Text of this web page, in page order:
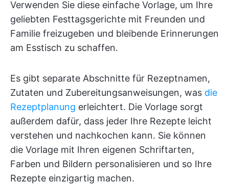
Verwenden Sie diese einfache Vorlage, um Ihre
geliebten Festtagsgerichte mit Freunden und
Familie freizugeben und bleibende Erinnerungen
am Esstisch zu schaffen.
Es gibt separate Abschnitte für Rezeptnamen,
Zutaten und Zubereitungsanweisungen, was die
Rezeptplanung erleichtert. Die Vorlage sorgt
außerdem dafür, dass jeder Ihre Rezepte leicht
verstehen und nachkochen kann. Sie können
die Vorlage mit Ihren eigenen Schriftarten,
Farben und Bildern personalisieren und so Ihre
Rezepte einzigartig machen.